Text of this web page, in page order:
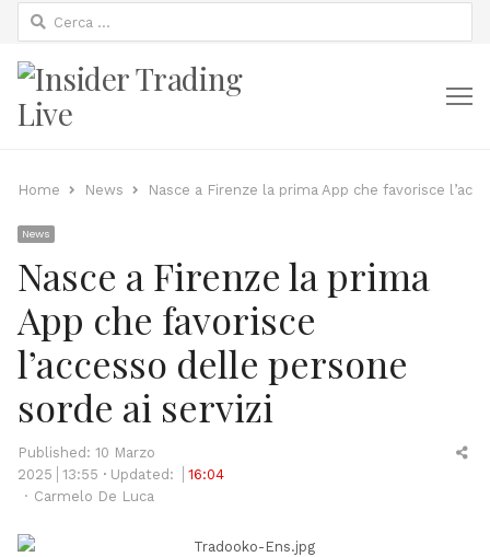
Ricerca
per:
Home News Nasce a Firenze la prima App che favorisce
News
Nasce a Firenze la prima
App che favorisce
l’accesso delle persone
sorde ai servizi
Published: 10 Marzo
2025
13:55 Updated:
16:04
Author
Carmelo De Luca